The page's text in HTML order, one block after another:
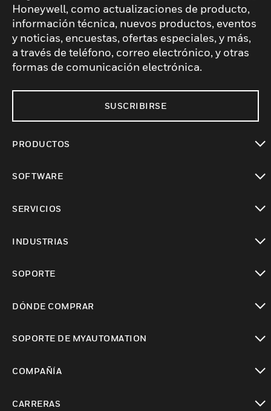
Honeywell, como actualizaciones de producto,
información técnica, nuevos productos, eventos
y noticias, encuestas, ofertas especiales, y más,
a través de teléfono, correo electrónico, y otras
formas de comunicación electrónica.
SUSCRIBIRSE
PRODUCTOS
SOFTWARE
SERVICIOS
INDUSTRIAS
SOPORTE
DÓNDE COMPRAR
SOPORTE DE MYAUTOMATION
COMPAÑÍA
CARRERAS